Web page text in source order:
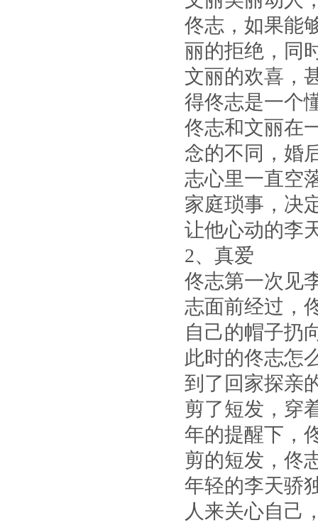
佟志，如果能
丽的拒绝，同
文丽的欢喜，
得佟志是一个
佟志和文丽在
念的不同，婚
志心里一直空
家庭琐事，决
让他心动的李
2、真爱
佟志第一次见
志面前经过，
自己的帽子扔
此时的佟志怎
到了回家探亲
剪了短发，穿
年的提醒下，
剪的短发，佟
年轻的李天骄
人来关心自己